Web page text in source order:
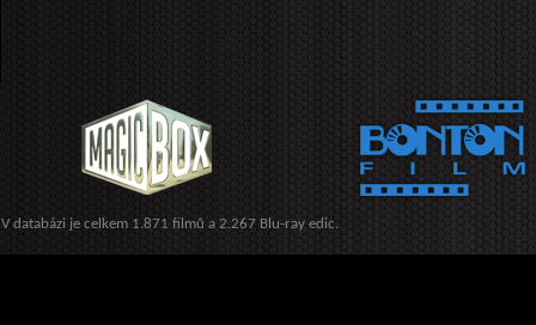
V databázi je celkem 1.871 filmů a 2.267 Blu-ray edic.